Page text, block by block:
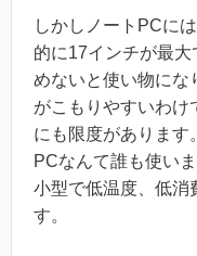
しかしノートPCに
的に17インチが最
めないと使い物にな
がこもりやすいわけ
にも限度があります
PCなんて誰も使い
小型で低温度、低消
す。